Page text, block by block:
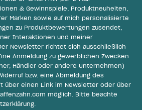
& Gewinnspiele, Produktneuheiten,
Marken sowie auf mich personalisierte
zu Produktbewertungen zusendet,
Interaktionen und meiner
Newsletter richtet sich ausschließlich
Anmeldung zu gewerblichen Zwecken
Händler oder andere Unternehmen)
bzw. eine Abmeldung des
über einen Link im Newsletter oder über
möglich. Bitte beachte
.